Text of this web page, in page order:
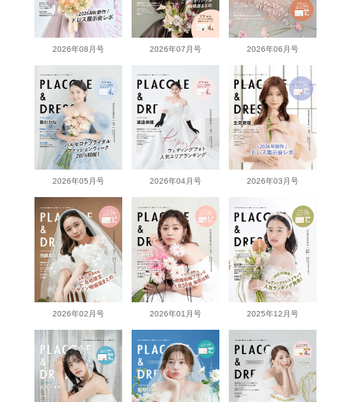
2026年08月号 2026年07月号 2026年06月号
2026年05月号 2026年04月号 2026年03月号
2026年02月号 2026年01月号 2025年12月号